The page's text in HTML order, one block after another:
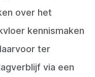
over het
kennismaken
ter
via een